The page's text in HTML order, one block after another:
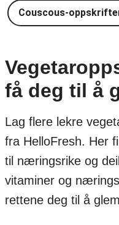
Couscous-
få deg til å
Lag flere lekre
fra HelloFresh. Her
til næringsrike og
vitaminer og
rettene deg til å